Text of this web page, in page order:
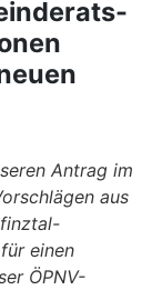
Antrag im
aus
einen
ÖPNV-